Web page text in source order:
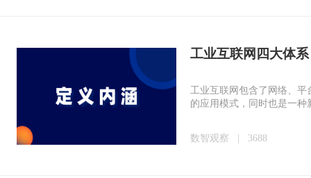
工业互联网四大体系
工业互联网包含了网络、
的应用模式，同时也是一
数智观察 | 3688